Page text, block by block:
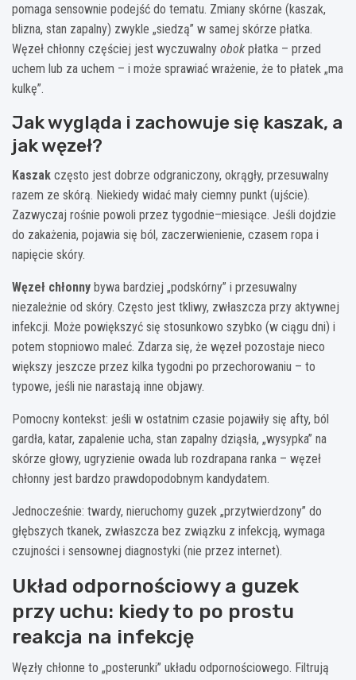
pomaga sensownie podejść do tematu. Zmiany skórne (kaszak,
blizna, stan zapalny) zwykle „siedzą” w samej skórze płatka.
Węzeł chłonny częściej jest wyczuwalny obok płatka – przed
uchem lub za uchem – i może sprawiać wrażenie, że to płatek „ma
kulkę”.
Jak wygląda i zachowuje się kaszak, a
jak węzeł?
Kaszak często jest dobrze odgraniczony, okrągły, przesuwalny
razem ze skórą. Niekiedy widać mały ciemny punkt (ujście).
Zazwyczaj rośnie powoli przez tygodnie–miesiące. Jeśli dojdzie
do zakażenia, pojawia się ból, zaczerwienienie, czasem ropa i
napięcie skóry.
Węzeł chłonny bywa bardziej „podskórny” i przesuwalny
niezależnie od skóry. Często jest tkliwy, zwłaszcza przy aktywnej
infekcji. Może powiększyć się stosunkowo szybko (w ciągu dni) i
potem stopniowo maleć. Zdarza się, że węzeł pozostaje nieco
większy jeszcze przez kilka tygodni po przechorowaniu – to
typowe, jeśli nie narastają inne objawy.
Pomocny kontekst: jeśli w ostatnim czasie pojawiły się afty, ból
gardła, katar, zapalenie ucha, stan zapalny dziąsła, „wysypka” na
skórze głowy, ugryzienie owada lub rozdrapana ranka – węzeł
chłonny jest bardzo prawdopodobnym kandydatem.
Jednocześnie: twardy, nieruchomy guzek „przytwierdzony” do
głębszych tkanek, zwłaszcza bez związku z infekcją, wymaga
czujności i sensownej diagnostyki (nie przez internet).
Układ odpornościowy a guzek
przy uchu: kiedy to po prostu
reakcja na infekcję
Węzły chłonne to „posterunki” układu odpornościowego. Filtrują